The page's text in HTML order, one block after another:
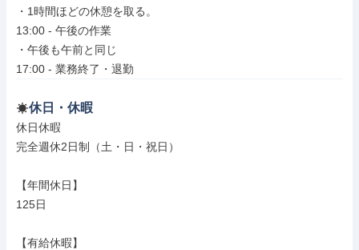
・1時間ほどの休憩を取る。
13:00 - 午後の作業
・午後も午前と同じ
17:00 - 業務終了・退勤
休日・休暇
休日休暇
完全週休2日制（土・日・祝日）
【年間休日】
125日
【有給休暇】